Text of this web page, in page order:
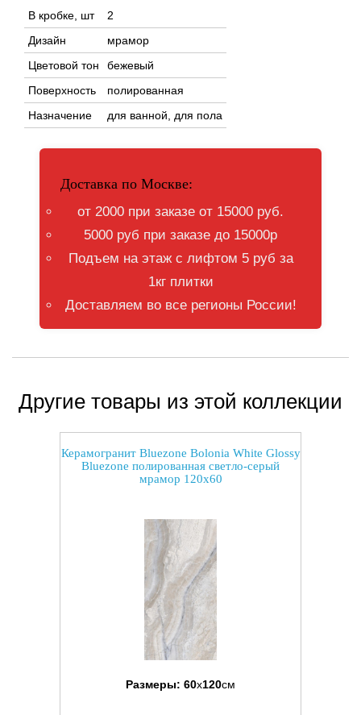
В кробке, шт
2
Дизайн
мрамор
Цветовой тон
бежевый
Поверхность
полированная
Назначение
для ванной, для пола
Доставка по Москве:
от 2000 при заказе от 15000 руб.
5000 руб при заказе до 15000р
Подъем на этаж с лифтом 5 руб за
1кг плитки
Доставляем во все регионы России!
Другие товары из этой коллекции
Керамогранит Bluezone Bolonia White Glossy
Bluezone полированная светло-серый
мрамор 120x60
Размеры: 60x120см